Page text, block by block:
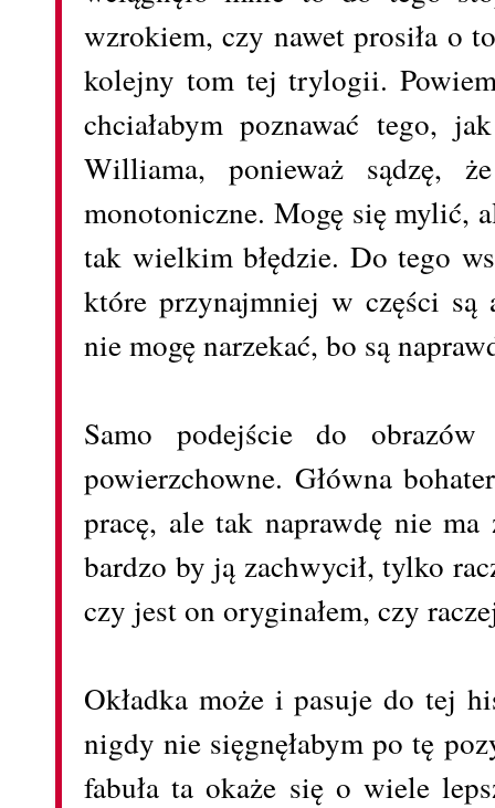
wzrokiem, czy nawet prosiła o
kolejny tom tej trylogii.
chciałabym poznawać tego,
Williama, ponieważ sądzę,
monotoniczne. Mogę się mylić,
tak wielkim błędzie. Do tego
które przynajmniej w części są
nie mogę narzekać, bo są
Samo podejście do
powierzchowne. Główna
pracę, ale tak naprawdę nie
bardzo by ją zachwycił, tylko
czy jest on oryginałem, czy
Okładka może i pasuje do tej
nigdy nie sięgnęłabym po tę
fabuła ta okaże się o wiele